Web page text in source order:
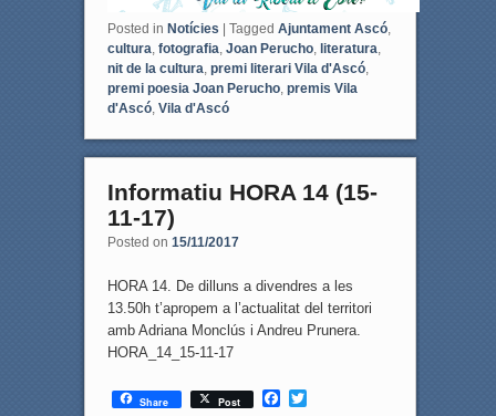
Posted in Notícies Tagged Ajuntament Ascó,
cultura, fotografia, Joan Perucho, literatura,
nit de la cultura, premi literari Vila d'Ascó,
premi poesia Joan Perucho, premis Vila
d'Ascó, Vila d'Ascó
Informatiu HORA 14 (15-
11-17)
Posted on 15/11/2017
HORA 14. De dilluns a divendres a les
13.50h t’apropem a l’actualitat del territori
amb Adriana Monclús i Andreu Prunera.
HORA_14_15-11-17
Share Post
F
T